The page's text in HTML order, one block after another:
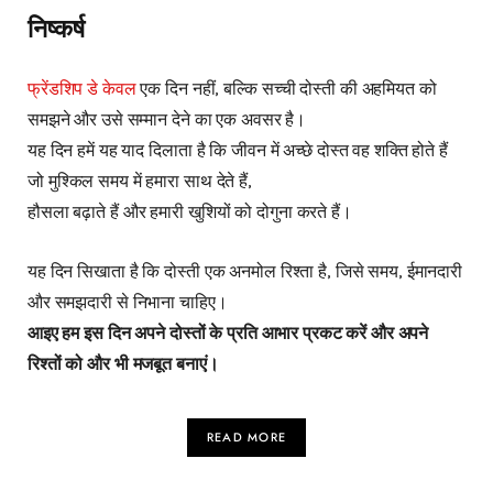
निष्कर्ष
फ्रेंडशिप डे केवलएक दिन नहीं, बल्कि सच्ची दोस्ती की अहमियत को
समझने और उसे सम्मान देने का एक अवसर है।
यह दिन हमें यह याद दिलाता है कि जीवन में अच्छे दोस्त वह शक्ति होते हैं
जो मुश्किल समय में हमारा साथ देते हैं,
हौसला बढ़ाते हैं और हमारी खुशियों को दोगुना करते हैं।
यह दिन सिखाता है कि दोस्ती एक अनमोल रिश्ता है, जिसे समय, ईमानदारी
और समझदारी से निभाना चाहिए।
आइए हम इस दिन अपने दोस्तों के प्रति आभार प्रकट करें और अपने
रिश्तों को और भी मजबूत बनाएं।
READ MORE